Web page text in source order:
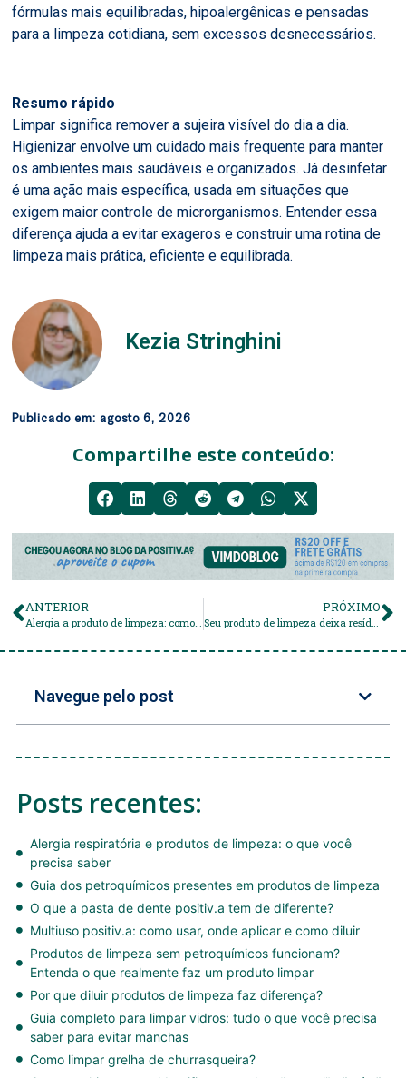
fórmulas mais equilibradas, hipoalergênicas e pensadas
para a limpeza cotidiana, sem excessos desnecessários.
Resumo rápido
Limpar significa remover a sujeira visível do dia a dia.
Higienizar envolve um cuidado mais frequente para manter
os ambientes mais saudáveis e organizados. Já desinfetar
é uma ação mais específica, usada em situações que
exigem maior controle de microrganismos. Entender essa
diferença ajuda a evitar exageros e construir uma rotina de
limpeza mais prática, eficiente e equilibrada.
Kezia Stringhini
Publicado em:agosto 6, 2026
Compartilhe este conteúdo:
ANTERIOR PRÓXIMO
Navegue pelo post
Posts recentes:
Alergia respiratória e produtos de limpeza: o que você
precisa saber
Guia dos petroquímicos presentes em produtos de limpeza
O que a pasta de dente positiv.a tem de diferente?
Multiuso positiv.a: como usar, onde aplicar e como diluir
Produtos de limpeza sem petroquímicos funcionam?
Entenda o que realmente faz um produto limpar
Por que diluir produtos de limpeza faz diferença?
Guia completo para limpar vidros: tudo o que você precisa
saber para evitar manchas
Como limpar grelha de churrasqueira?